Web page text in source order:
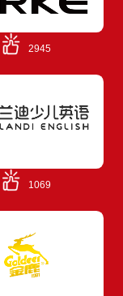
2945
1069